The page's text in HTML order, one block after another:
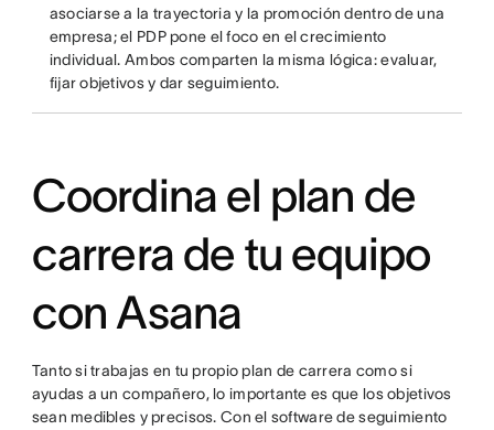
asociarse a la trayectoria y la promoción dentro de una
empresa; el PDP pone el foco en el crecimiento
individual. Ambos comparten la misma lógica: evaluar,
fijar objetivos y dar seguimiento.
Coordina el plan de
carrera de tu equipo
con Asana
Tanto si trabajas en tu propio plan de carrera como si
ayudas a un compañero, lo importante es que los objetivos
sean medibles y precisos. Con el software de seguimiento